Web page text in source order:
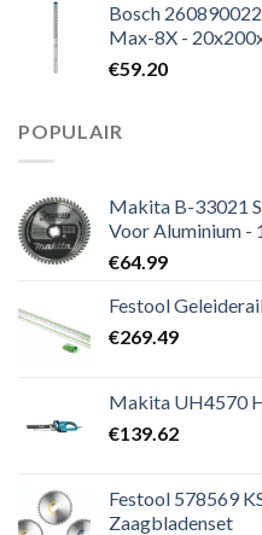
Bosch
Max-8X -
€59.20
POPULAIR
Makita B-33021
Voor Aluminium -
€64.99
Festool
€269.49
Makita UH4570
€139.62
Festool 578569
Zaagbladenset